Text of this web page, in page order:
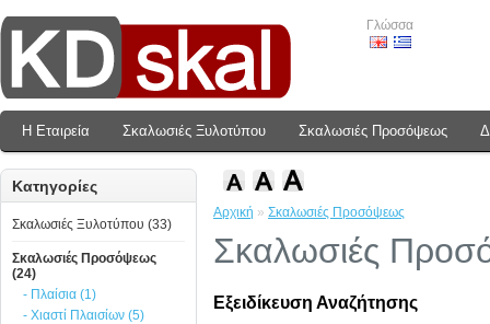
Γλώσσα
Η Εταιρεία Σκαλωσιές Ξυλοτύπου Σκαλωσιές Προσόψεως
Κατηγορίες
Σκαλωσιές Ξυλοτύπου (33)
Σκαλωσιές Προσόψεως
(24)
- Πλαίσια (1)
- Χιαστί Πλαισίων (5)
Αρχική » Σκαλωσιές Προσόψεως
Σκαλωσιές
Εξειδίκευση Αναζήτησης